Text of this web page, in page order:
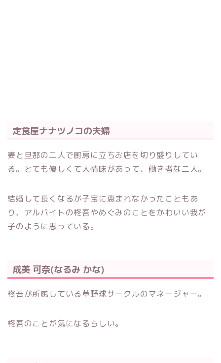
定食屋ナナツノコの夫婦
妻と旦那の二人で厨房に立ちお店を切り盛りしてい
る。とても優しくて人情味があって、働き者な二人。
結婚して長くなるが子宝に恵まれなかったこともあ
り、アルバイトの柊吾やめぐみのことをかわいい我が
子のように思っている。
成美 可奈(なるみ かな)
柊吾が所属している草野球サークルのマネージャー。
柊吾のことが気になるらしい。